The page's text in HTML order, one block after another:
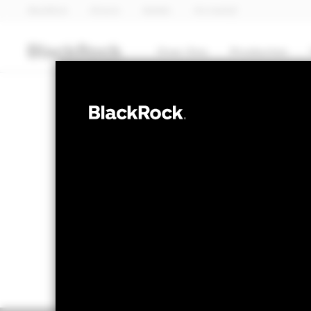
MULTI-ASSET
BGF MyMap